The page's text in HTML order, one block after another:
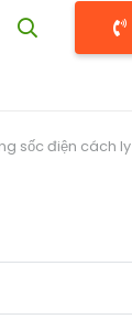
sốc điện cách ly